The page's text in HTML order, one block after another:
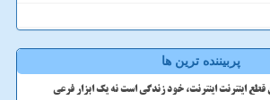
پربیننده ترین ها
قطع اینترنت اینترنت، خود زندگی است نه یک ابزار فرعی